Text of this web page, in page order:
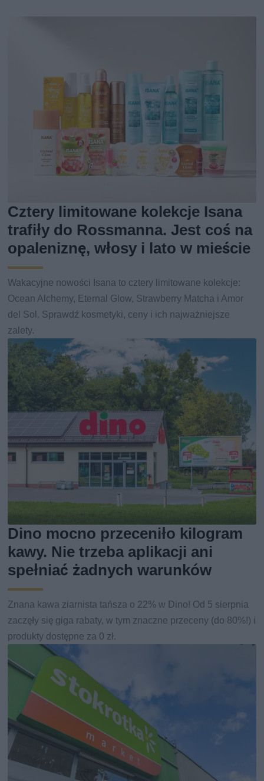
Cztery limitowane kolekcje Isana
trafiły do Rossmanna. Jest coś na
opaleniznę, włosy i lato w mieście
Wakacyjne nowości Isana to cztery limitowane kolekcje:
Ocean Alchemy, Eternal Glow, Strawberry Matcha i Amor
del Sol. Sprawdź kosmetyki, ceny i ich najważniejsze
zalety.
Dino mocno przeceniło kilogram
kawy. Nie trzeba aplikacji ani
spełniać żadnych warunków
Znana kawa ziarnista tańsza o 22% w Dino! Od 5 sierpnia
zaczęły się giga rabaty, w tym znaczne przeceny (do 80%!) i
produkty dostępne za 0 zł.